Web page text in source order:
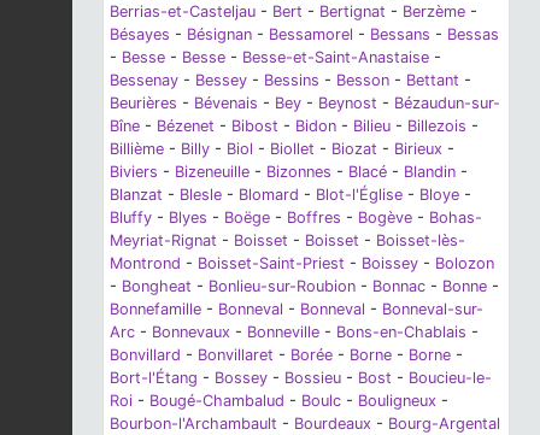
Berrias-et-Casteljau - Bert - Bertignat - Berzème -
Bésayes - Bésignan - Bessamorel - Bessans - Bessas
- Besse - Besse - Besse-et-Saint-Anastaise -
Bessenay - Bessey - Bessins - Besson - Bettant -
Beurières - Bévenais - Bey - Beynost - Bézaudun-sur-
Bîne - Bézenet - Bibost - Bidon - Bilieu - Billezois -
Billième - Billy - Biol - Biollet - Biozat - Birieux -
Biviers - Bizeneuille - Bizonnes - Blacé - Blandin -
Blanzat - Blesle - Blomard - Blot-l'Église - Bloye -
Bluffy - Blyes - Boëge - Boffres - Bogève - Bohas-
Meyriat-Rignat - Boisset - Boisset - Boisset-lès-
Montrond - Boisset-Saint-Priest - Boissey - Bolozon
- Bongheat - Bonlieu-sur-Roubion - Bonnac - Bonne -
Bonnefamille - Bonneval - Bonneval - Bonneval-sur-
Arc - Bonnevaux - Bonneville - Bons-en-Chablais -
Bonvillard - Bonvillaret - Borée - Borne - Borne -
Bort-l'Étang - Bossey - Bossieu - Bost - Boucieu-le-
Roi - Bougé-Chambalud - Boulc - Bouligneux -
Bourbon-l'Archambault - Bourdeaux - Bourg-Argental